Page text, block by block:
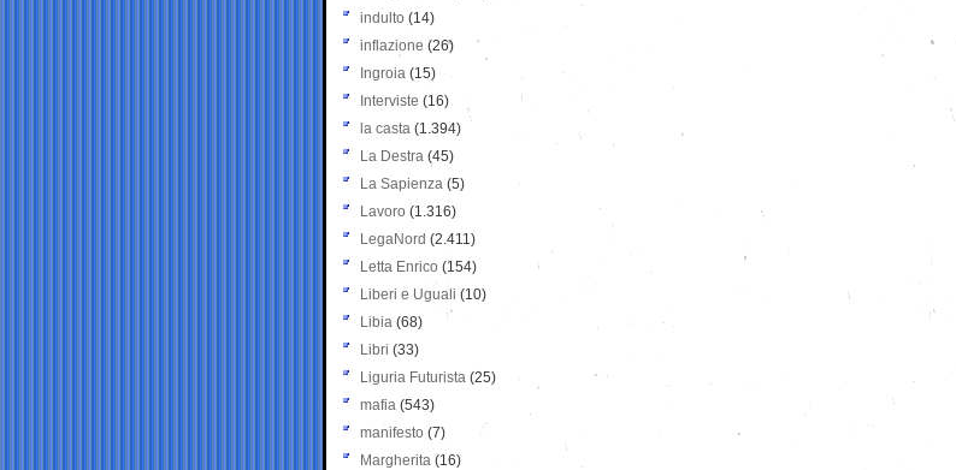
indulto (14)
inflazione (26)
Ingroia (15)
Interviste (16)
la casta (1.394)
La Destra (45)
La Sapienza (5)
Lavoro (1.316)
LegaNord (2.411)
Letta Enrico (154)
Liberi e Uguali (10)
Libia (68)
Libri (33)
Liguria Futurista (25)
mafia (543)
manifesto (7)
Margherita (16)